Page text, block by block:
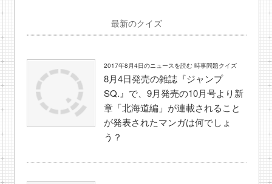
最新のクイズ
2017年8月4日のニュースを読む 時事問題クイズ
8月4日発売の雑誌『ジャンプ
SQ.』で、9月発売の10月号より新
章「北海道編」が連載されること
が発表されたマンガは何でしょ
う？